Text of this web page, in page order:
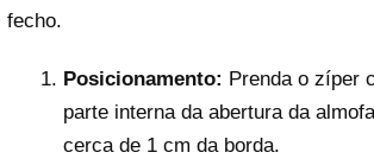
fecho.
Posicionamento: Prenda o zíper
parte interna da abertura da
cerca de 1 cm da borda.